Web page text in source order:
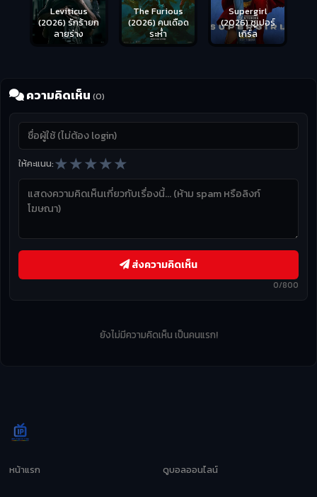
Leviticus
(2026) รักร้ายก
ลายร่าง
The Furious
(2026) คนเดือด
ระห่ำ
Supergirl
(2026) ซูเปอร์
เกิร์ล
ความคิดเห็น (0)
ให้คะแนน:★★★★★
0/800
ส่งความคิดเห็น
ยังไม่มีความคิดเห็น เป็นคนแรก!
หน้าแรก ดูบอลออนไลน์